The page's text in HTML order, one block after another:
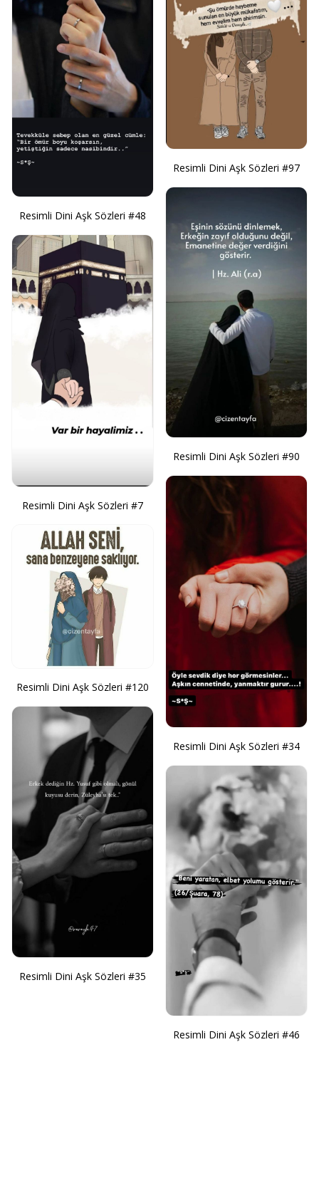
Resimli Dini Aşk Sözleri #48
Resimli Dini Aşk Sözleri #7
Resimli Dini Aşk Sözleri #120
Resimli Dini Aşk Sözleri #35
Resimli Dini Aşk Sözleri #97
Resimli Dini Aşk Sözleri #90
Resimli Dini Aşk Sözleri #34
Resimli Dini Aşk Sözleri #46